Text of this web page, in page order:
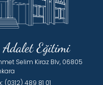
Adalet Eğitimi
Selim Kiraz Blv, 06805
(0312) 489 81 01